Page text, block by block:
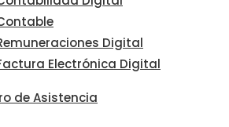
Digital
Electrónica Digital
de Asistencia